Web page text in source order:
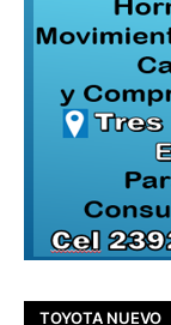
TOYOTA NUEVO